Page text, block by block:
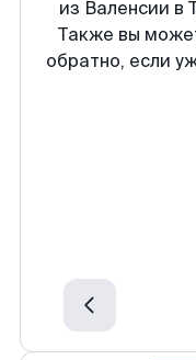
из Валенсии в
Также вы
обратно, если